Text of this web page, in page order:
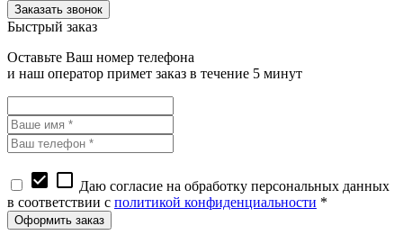
Быстрый заказ
Оставьте Ваш номер телефона
и наш оператор примет заказ в течение 5 минут
check_box check_box_outline_blank Даю согласие на обработку персональных данных
в соответствии с политикой конфиденциальности *